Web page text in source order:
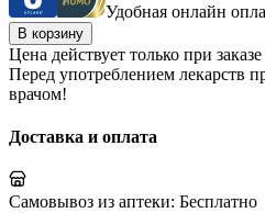
Удобная онлайн
В корзину
Цена действует только при
Перед употреблением лекарств
врачом!
Доставка и оплата
Самовывоз из аптеки: Бесплатно